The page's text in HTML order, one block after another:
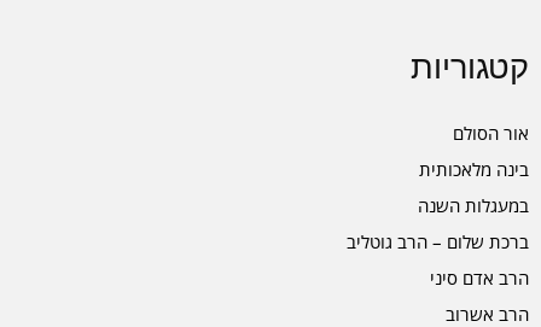
קטגוריות
אור הסולם
בינה מלאכותית
במעגלות השנה
ברכת שלום – הרב גוטליב
הרב אדם סיני
הרב אשרוב